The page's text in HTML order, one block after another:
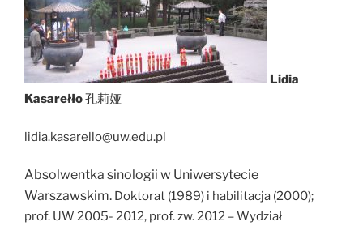
Lidia
Kasarełło孔莉娅
lidia.kasarello@uw.edu.pl
Absolwentka sinologii w Uniwersytecie
Warszawskim. Doktorat (1989) i habilitacja (2000);
prof. UW 2005- 2012, prof. zw. 2012 – Wydział